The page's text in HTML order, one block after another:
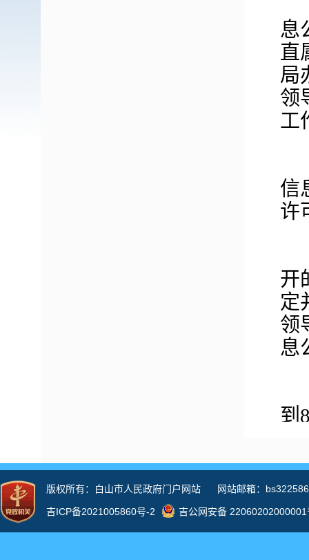
息
直
局
领
工
信
许
开
定
领
息
到
据
公